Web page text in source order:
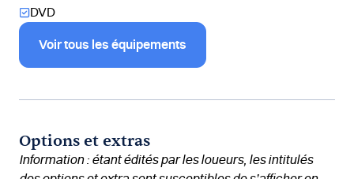
DVD
Voir tous les équipements
Options et extras
Information : étant édités par les loueurs, les intitulés